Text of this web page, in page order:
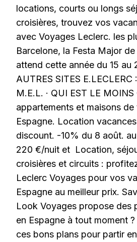
locations, courts ou longs
croisières, trouvez vos
avec Voyages Leclerc. les
Barcelone, la Festa Major
attend cette année du 15 au
AUTRES SITES
M.E.L. · QUI EST LE
appartements et maisons de
Espagne. Location
discount. -10% du 8 août.
220 €/nuit et Location,
croisières et circuits :
Leclerc Voyages pour vos
Espagne au meilleur prix.
Look Voyages propose des
en Espagne à tout moment
ces bons plans pour partir